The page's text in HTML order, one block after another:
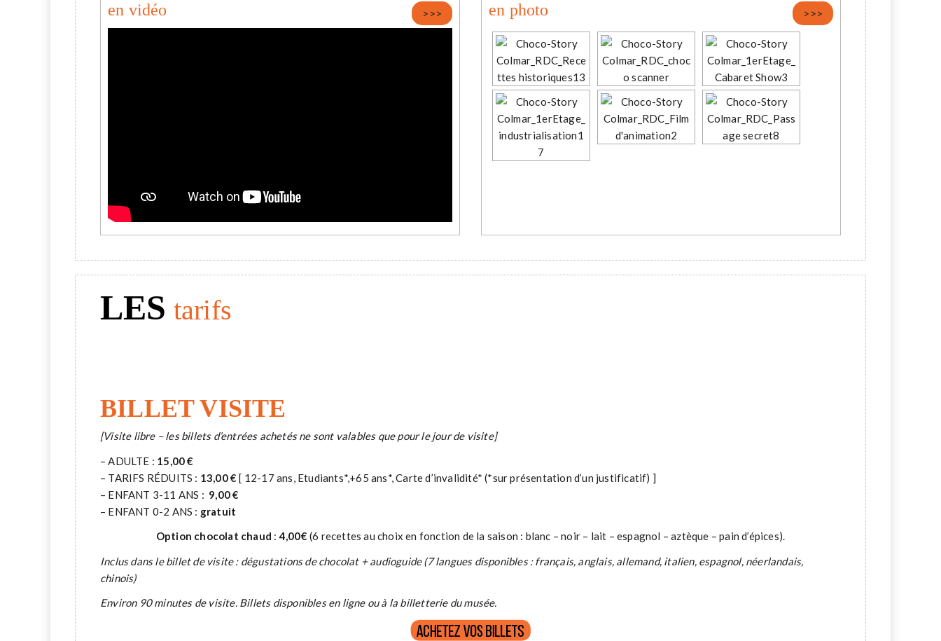
en vidéo >>> en photo >>>
LES tarifs
BILLET VISITE
[Visite libre – les billets d’entrées achetés ne sont valables que pour le jour de visite]
– ADULTE : 15,00 €
– TARIFS RÉDUITS : 13,00 € [ 12-17 ans, Etudiants*,+65 ans*, Carte d’invalidité* (*sur présentation d’un justificatif) ]
– ENFANT 3-11 ANS : 9,00 €
– ENFANT 0-2 ANS : gratuit
Option chocolat chaud :4,00€ (6 recettes au choix en fonction de la saison : blanc – noir – lait – espagnol – aztèque – pain d’épices).
Inclus dans le billet de visite : dégustations de chocolat + audioguide (7 langues disponibles : français, anglais, allemand, italien, espagnol, néerlandais,
chinois)
Environ 90 minutes de visite. Billets disponibles en ligne ou à la billetterie du musée.